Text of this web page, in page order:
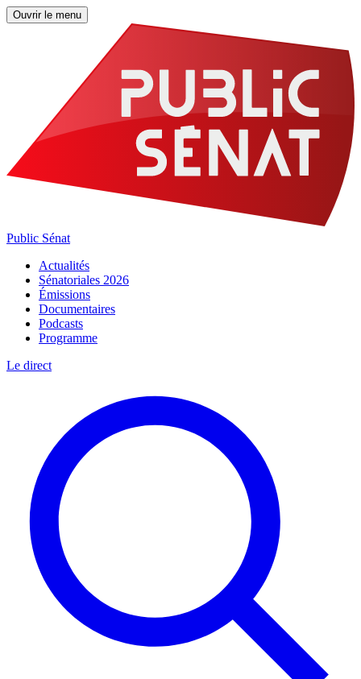
Ouvrir le menu
Public Sénat
Actualités
Sénatoriales 2026
Émissions
Documentaires
Podcasts
Programme
Le direct